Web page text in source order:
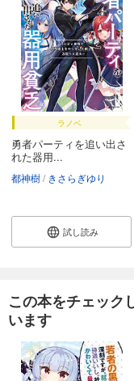
ラノベ
勇者パーティを追い出さ
れた器用...
都神樹 きさらぎゆり
試し読み
この本をチェック
います